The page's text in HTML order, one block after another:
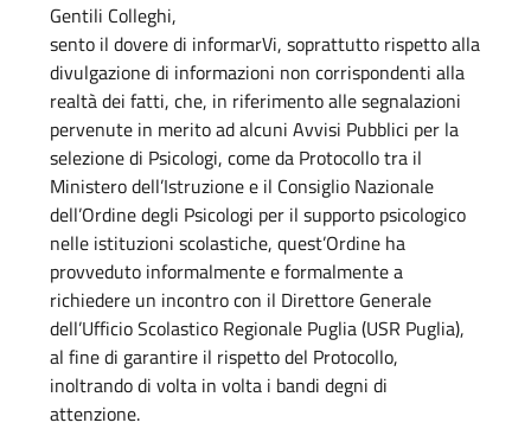
Gentili Colleghi,
sento il dovere di informarVi, soprattutto rispetto alla
divulgazione di informazioni non corrispondenti alla
realtà dei fatti, che, in riferimento alle segnalazioni
pervenute in merito ad alcuni Avvisi Pubblici per la
selezione di Psicologi, come da Protocollo tra il
Ministero dell’Istruzione e il Consiglio Nazionale
dell’Ordine degli Psicologi per il supporto psicologico
nelle istituzioni scolastiche, quest’Ordine ha
provveduto informalmente e formalmente a
richiedere un incontro con il Direttore Generale
dell’Ufficio Scolastico Regionale Puglia (USR Puglia),
al fine di garantire il rispetto del Protocollo,
inoltrando di volta in volta i bandi degni di
attenzione.